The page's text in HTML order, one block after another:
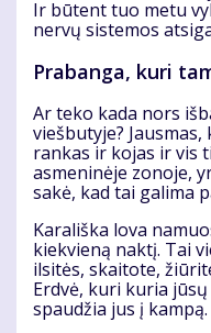
Ir būtent tuo metu
nervų sistemos
Prabanga, kuri
Ar teko kada nors
viešbutyje?
rankas ir kojas ir vis
asmeninėje zonoje,
sakė, kad tai galima
Karališka lova
kiekvieną naktį. Tai
ilsitės, skaitote,
Erdvė, kuri kuria
spaudžia jus į kampą.